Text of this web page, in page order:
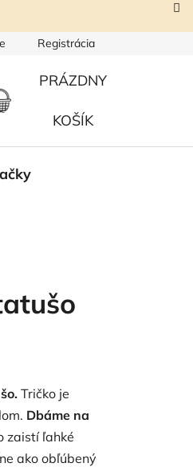
Registrácia
PRÁZDNY
KOŠÍK
Tričko je
Dbáme na
zaistí ľahké
ako obľúbený